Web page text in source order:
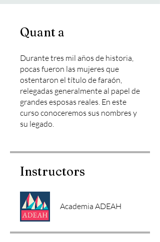
Quant a
Durante tres mil años de historia,
pocas fueron las mujeres que
ostentaron el título de faraón,
relegadas generalmente al papel de
grandes esposas reales. En este
curso conoceremos sus nombres y
su legado.
Instructors
Academia ADEAH